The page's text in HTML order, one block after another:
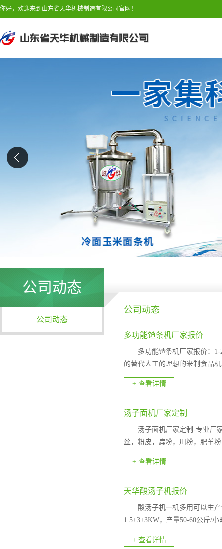
你好，欢迎来到山东省天华机械制造有限公司官网！
公司动态
公司动态
公司动态
多功能馇条机厂家报价
多功能馇条机厂家报价：
的替代人工的理想的米制食品
+ 查看详情
汤子面机厂家定制
汤子面机厂家定制-专业厂
丝，粉皮，扁粉，川粉，肥羊
+ 查看详情
天华酸汤子机报价
酸汤子机一机多用可以生
1.5+3+3KW，产量50-60公斤/
+ 查看详情